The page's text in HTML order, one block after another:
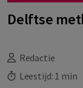
Delftse
Redactie
Leestijd: 1 min